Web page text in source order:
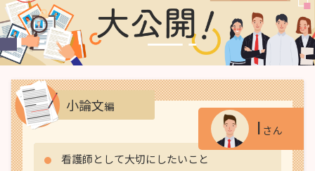
小論文編
I さん
看護師として大切にしたいこと